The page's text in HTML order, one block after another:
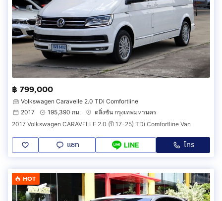
฿ 799,000
Volkswagen Caravelle 2.0 TDi Comfortline
2017
195,390 กม.
ตลิ่งชัน กรุงเทพมหานคร
2017 Volkswagen CARAVELLE 2.0 (ปี 17-25) TDi Comfortline Van
แชท LINE โทร
HOT